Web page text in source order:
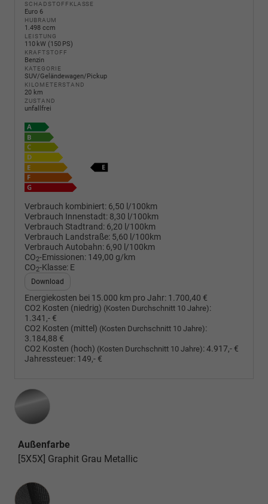
SCHADSTOFFKLASSE
Euro 6
HUBRAUM
1.498 ccm
LEISTUNG
110 kW (150 PS)
KRAFTSTOFF
Benzin
KATEGORIE
SUV/Geländewagen/Pickup
KILOMETERSTAND
20 km
ZUSTAND
unfallfrei
Verbrauch kombiniert: 6,50 l/100km
Verbrauch Innenstadt: 8,30 l/100km
Verbrauch Stadtrand: 6,20 l/100km
Verbrauch Landstraße: 5,60 l/100km
Verbrauch Autobahn: 6,90 l/100km
CO2-Emissionen: 149,00 g/km
CO2-Klasse: E
Download
Energiekosten bei 15.000 km pro Jahr: 1.700,40 €
CO2 Kosten (niedrig) (Kosten Durchschnitt 10 Jahre):
1.341,- €
CO2 Kosten (mittel) (Kosten Durchschnitt 10 Jahre):
3.184,88 €
CO2 Kosten (hoch) (Kosten Durchschnitt 10 Jahre):4.917,- €
Jahressteuer: 149,- €
Außenfarbe
[5X5X] Graphit Grau Metallic
Innenausstattung